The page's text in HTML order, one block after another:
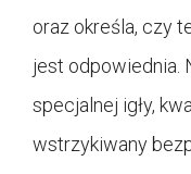
oraz określa, czy
jest odpowiednia.
specjalnej igły,
wstrzykiwany